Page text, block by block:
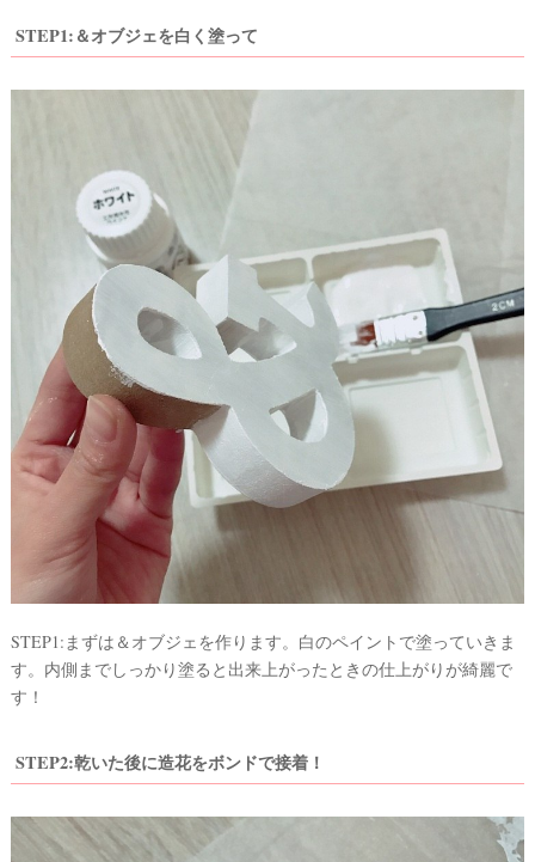
STEP1:＆オブジェを白く塗って
STEP1:まずは＆オブジェを作ります。白のペイントで塗っていきま
す。内側までしっかり塗ると出来上がったときの仕上がりが綺麗で
す！
STEP2:乾いた後に造花をボンドで接着！